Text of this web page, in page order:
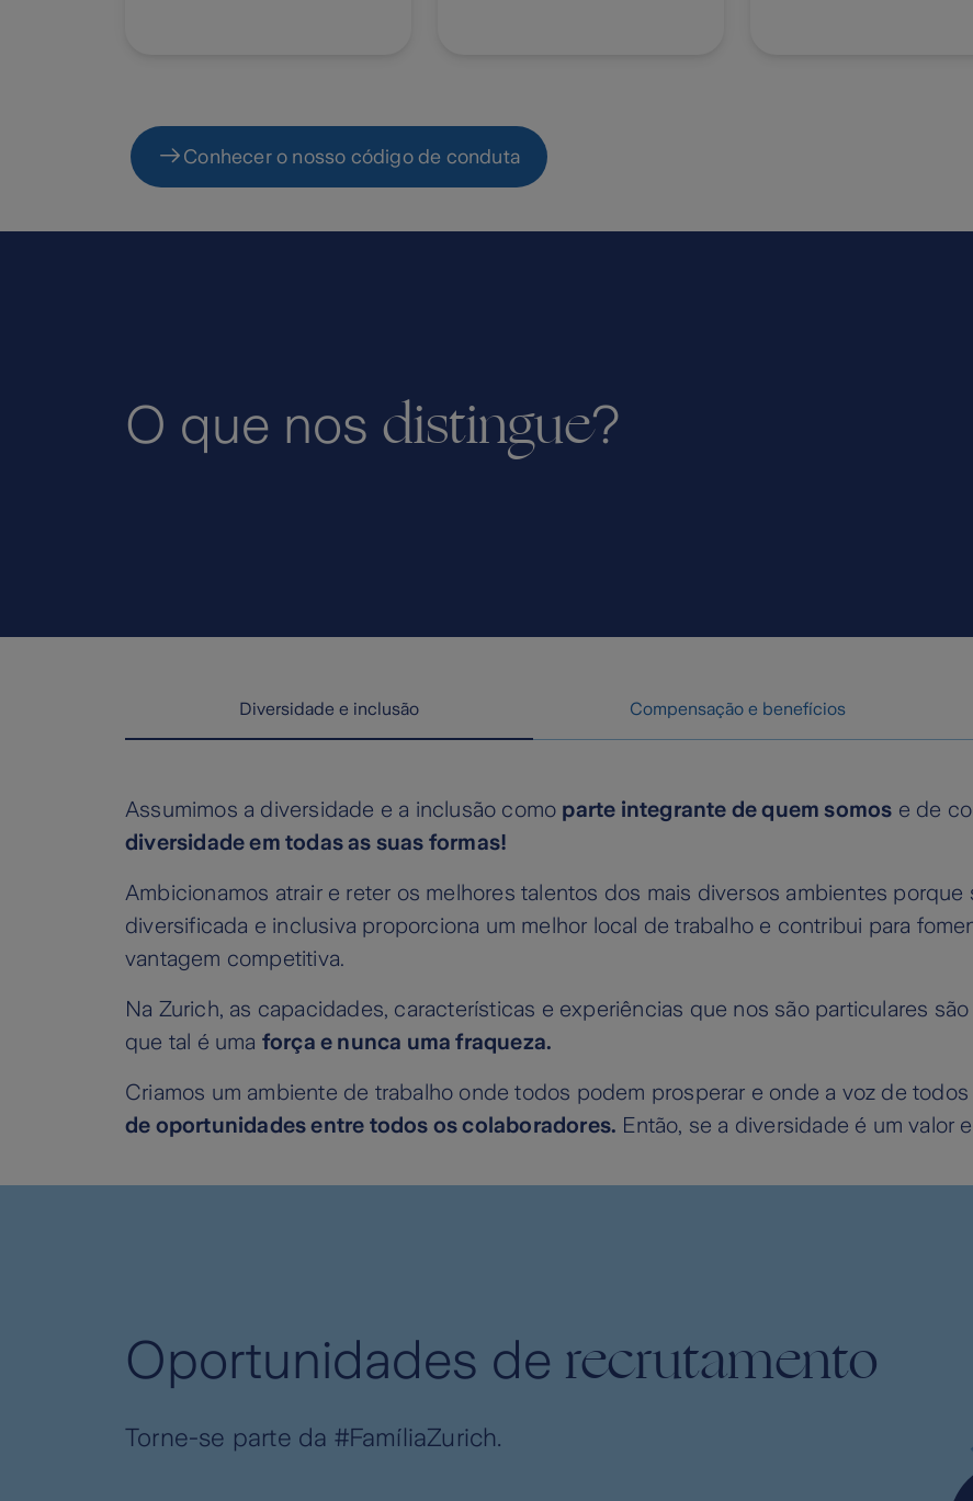
Conhecer o nosso código de conduta
O que nos distingue?
Diversidade e inclusão Compensação e benefícios
Assumimos a diversidade e a inclusão como parte integrante de quem somos e de
diversidade em todas as suas formas!
Ambicionamos atrair e reter os melhores talentos dos mais diversos ambientes
diversificada e inclusiva proporciona um melhor local de trabalho e contribui para
vantagem competitiva.
Na Zurich, as capacidades, características e experiências que nos são particulares
que tal é uma força e nunca uma fraqueza.
Criamos um ambiente de trabalho onde todos podem prosperar e onde a voz de todos
de oportunidades entre todos os colaboradores. Então, se a diversidade é um valor
Oportunidades de recrutamento
Torne-se parte da #FamíliaZurich.